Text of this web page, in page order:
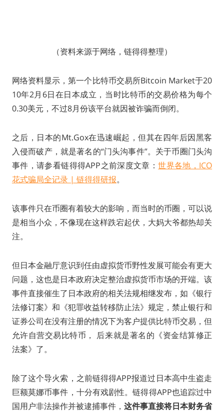
（资料来源于网络，链得得整理）
网络资料显示，第一个比特币交易所Bitcoin Market于20
10年2月6日在日本成立，当时比特币的交易价格为每个
0.30美元，不过8月份该平台就因被诈骗而倒闭。
之后，日本的Mt.Gox在迅速崛起，但其在四年后因黑客
入侵而破产，就是著名的“门头沟事件”。关于币圈门头沟
事件，请参看链得得APP之前深度文章：世界各地，ICO
花式骗局全记录 | 链得得研报。
该事件只在币圈有着较大的影响，而当时的币圈，可以说
是相当小众，不像现在这样跌宕起伏，大妈大爷都热却关
注。
但日本金融厅意识到任由虚拟货币野性发展可能会有更大
问题，这也是日本政府决定整治虚拟货币市场的开端。该
事件直接催生了日本政府的相关法规相继发布，如《银行
法修订案》和《犯罪收益转移防止法》规定，禁止银行和
证券公司在没有注册的情况下为客户提供比特币交易，但
允许自营交易比特币， 后来就是著名的《资金结算修正
法案》了。
除了这个导火索，之前链得得APP报道过日本高中生盗走
巨额莫娜币事件，十分有戏剧性。链得得APP也追踪过中
国用户非法操作并被逮捕事件，这件事直接将日本财务省